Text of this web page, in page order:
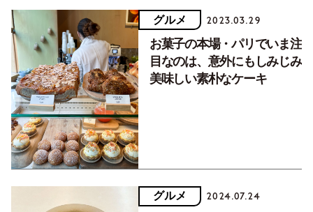
グルメ 2023.03.29
お菓子の本場・パリでいま注
目なのは、意外にもしみじみ
美味しい素朴なケーキ
グルメ 2024.07.24